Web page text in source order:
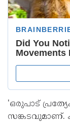
'ഒരുപാട്
സങ്കടവുമാണ്.